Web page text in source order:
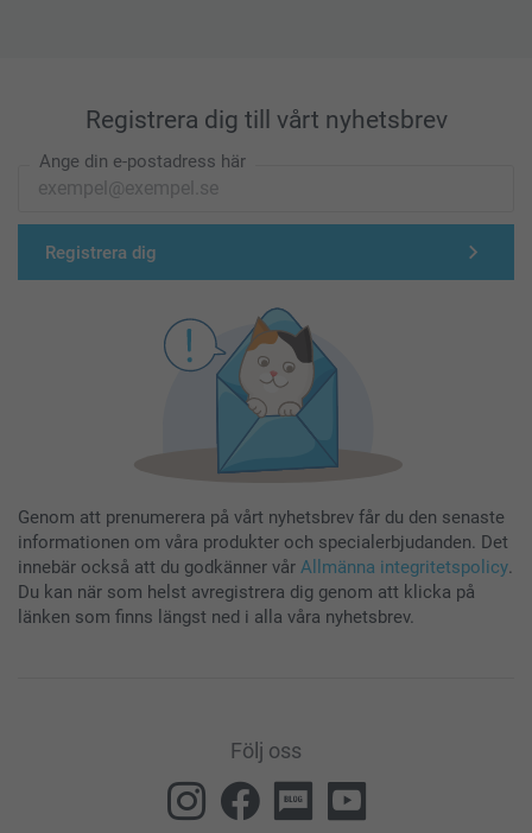
Registrera dig till vårt nyhetsbrev
Ange din e-postadress här
Registrera dig
Genom att prenumerera på vårt nyhetsbrev får du den senaste
informationen om våra produkter och specialerbjudanden. Det
innebär också att du godkänner vår Allmänna integritetspolicy.
Du kan när som helst avregistrera dig genom att klicka på
länken som finns längst ned i alla våra nyhetsbrev.
Följ oss